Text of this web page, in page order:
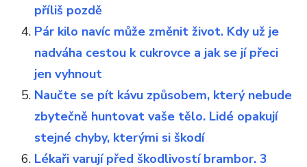
příliš pozdě
Pár kilo navíc může změnit život. Kdy už je
nadváha cestou k cukrovce a jak se jí přeci
jen vyhnout
Naučte se pít kávu způsobem, který nebude
zbytečně huntovat vaše tělo. Lidé opakují
stejné chyby, kterými si škodí
Lékaři varují před škodlivostí brambor. 3